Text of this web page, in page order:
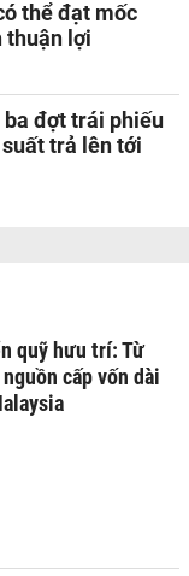
thể đạt mốc
thuận lợi
đợt trái phiếu
trả lên tới
quỹ hưu trí: Từ
cấp vốn dài